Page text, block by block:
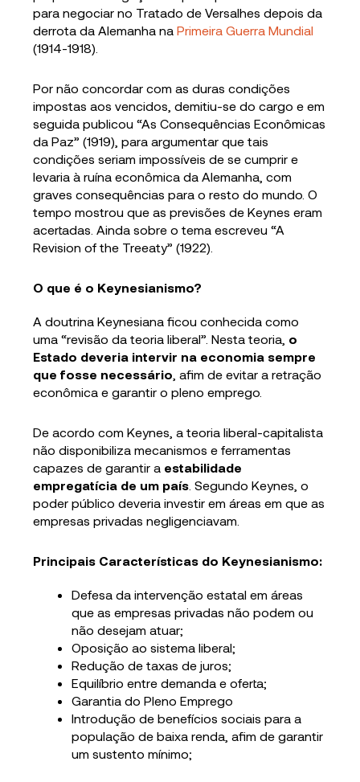
para negociar no Tratado de Versalhes depois da
derrota da Alemanha naPrimeira Guerra Mundial
(1914-1918).
Por não concordar com as duras condições
impostas aos vencidos, demitiu-se do cargo e em
seguida publicou “As Consequências Econômicas
da Paz” (1919), para argumentar que tais
condições seriam impossíveis de se cumprir e
levaria à ruína econômica da Alemanha, com
graves consequências para o resto do mundo. O
tempo mostrou que as previsões de Keynes eram
acertadas. Ainda sobre o tema escreveu “A
Revision of the Treeaty” (1922).
O que é o Keynesianismo?
A doutrina Keynesiana ficou conhecida como
uma “revisão da teoria liberal”. Nesta teoria, o
Estado deveria intervir na economia sempre
que fosse necessário , afim de evitar a retração
econômica e garantir o pleno emprego.
De acordo com Keynes, a teoria liberal-capitalista
não disponibiliza mecanismos e ferramentas
capazes de garantir a estabilidade
empregatícia de um país . Segundo Keynes, o
poder público deveria investir em áreas em que as
empresas privadas negligenciavam.
Principais Características do Keynesianismo:
Defesa da intervenção estatal em áreas
que as empresas privadas não podem ou
não desejam atuar;
Oposição ao sistema liberal;
Redução de taxas de juros;
Equilíbrio entre demanda e oferta;
Garantia do Pleno Emprego
Introdução de benefícios sociais para a
população de baixa renda, afim de garantir
um sustento mínimo;